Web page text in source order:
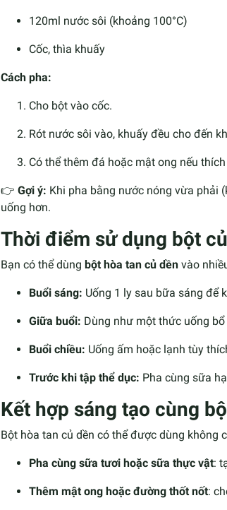
120ml nước sôi (khoảng 100°C)
Cốc, thìa khuấy
Cách pha:
Cho bột vào cốc.
Rót nước sôi vào, khuấy đều cho đến
Có thể thêm đá hoặc mật ong nếu
👉 Gợi ý: Khi pha bằng nước nóng vừa phải
uống hơn.
Thời điểm sử dụng bột
Bạn có thể dùng bột hòa tan củ dền vào
Buổi sáng: Uống 1 ly sau bữa sáng để
Giữa buổi: Dùng như một thức uống
Buổi chiều: Uống ấm hoặc lạnh tùy
Trước khi tập thể dục: Pha cùng sữa
Kết hợp sáng tạo cùng
Bột hòa tan củ dền có thể được dùng không
Pha cùng sữa tươi hoặc sữa thực vật:
Thêm mật ong hoặc đường thốt nốt: